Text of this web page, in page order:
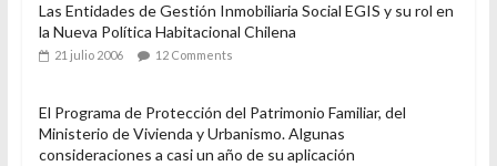
Las Entidades de Gestión Inmobiliaria Social EGIS y su rol en
la Nueva Política Habitacional Chilena
21 julio 2006 12 Comments
El Programa de Protección del Patrimonio Familiar, del
Ministerio de Vivienda y Urbanismo. Algunas
consideraciones a casi un año de su aplicación